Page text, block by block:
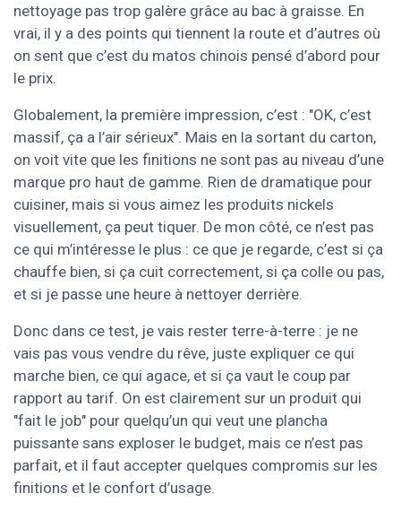
nettoyage pas trop galère grâce au bac à graisse. En
vrai, il y a des points qui tiennent la route et d’autres où
on sent que c’est du matos chinois pensé d’abord pour
le prix.
Globalement, la première impression, c’est : "OK, c’est
massif, ça a l’air sérieux". Mais en la sortant du carton,
on voit vite que les finitions ne sont pas au niveau d’une
marque pro haut de gamme. Rien de dramatique pour
cuisiner, mais si vous aimez les produits nickels
visuellement, ça peut tiquer. De mon côté, ce n’est pas
ce qui m’intéresse le plus : ce que je regarde, c’est si ça
chauffe bien, si ça cuit correctement, si ça colle ou pas,
et si je passe une heure à nettoyer derrière.
Donc dans ce test, je vais rester terre-à-terre : je ne
vais pas vous vendre du rêve, juste expliquer ce qui
marche bien, ce qui agace, et si ça vaut le coup par
rapport au tarif. On est clairement sur un produit qui
"fait le job" pour quelqu’un qui veut une plancha
puissante sans exploser le budget, mais ce n’est pas
parfait, et il faut accepter quelques compromis sur les
finitions et le confort d’usage.